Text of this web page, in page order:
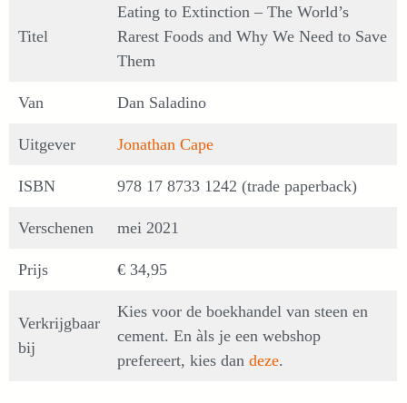
Titel
Eating to Extinction – The World’s
Rarest Foods and Why We Need to Save
Them
Van Dan Saladino
Uitgever Jonathan Cape
ISBN 978 17 8733 1242 (trade paperback)
Verschenen mei 2021
Prijs € 34,95
Verkrijgbaar
bij
Kies voor de boekhandel van steen en
cement. En àls je een webshop
prefereert, kies dan deze.